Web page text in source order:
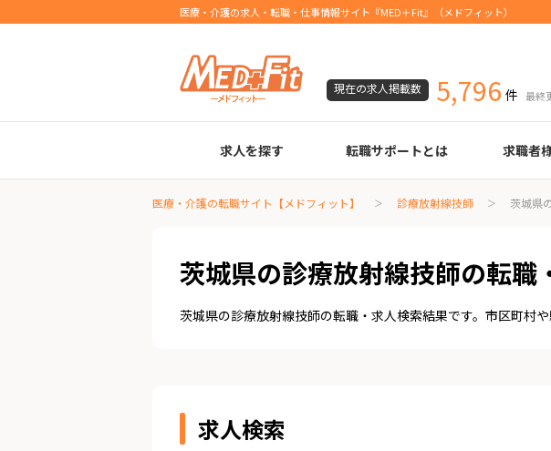
医療・介護の求人・転職・仕事情報サイト『MED＋Fit』（メドフィット）
現在の求人掲載数 5,796 件 最終
求人を探す
臨床検査技師
診療放射線技師
臨床工学技士
医療事務
調剤薬局事務
理学療法士
作業療法士
言語聴覚士
機能訓練指導員
視能訓練士
看護師
薬剤師
転職サポートとは 求職者
臨床検査技
診療放射
臨床工学技
医療事務
調剤薬局事
理学療法士
作業療法士
言語聴覚士
機能訓練
視能訓練士
看護師
薬剤師
医療・介護の転職サイト【メドフィット】 診療放射線技師 茨城県
茨城県の診療放射線技師の転職
茨城県の診療放射線技師の転職・求人検索結果です。市区町村
求人検索